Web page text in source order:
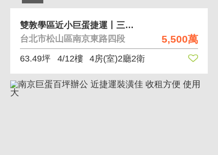
5,500萬
雙敦學區近小巨蛋捷運丨三代同堂獨立二戶門廳
台北市松山區南京東路四段
63.49坪 4/12樓 4房(室)2廳2衛